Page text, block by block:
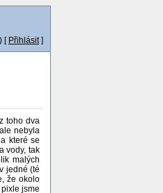
[ Přihlásit]
toho dva
nebyla
které se
vody, tak
malých
jedné (té
že okolo
jsme